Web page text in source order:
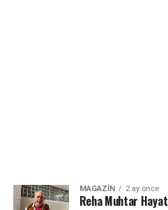
MAGAZIN 2 ay önce
Reha Muhtar